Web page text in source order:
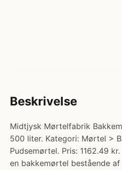
Beskrivelse
Midtjysk Mørtelfabrik
500 liter. Kategori: Mørtel >
Pudsemørtel. Pris: 1162.49
en bakkemørtel bestående af